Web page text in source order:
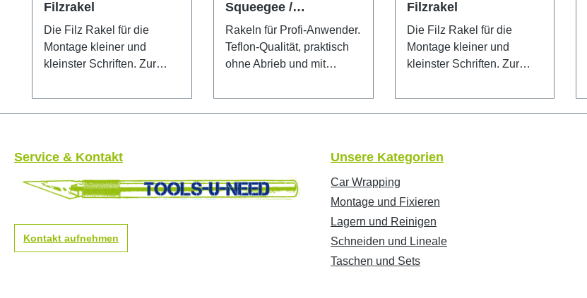
Filzrakel
Die Filz Rakel für die
Montage kleiner und
kleinster Schriften. Zur
Nassverklebung geeignet.
Die Härte von 0,52
× 12 mm
Squeegee /
Folienrakel
Rakeln für Profi-Anwender.
Teflon-Qualität, praktisch
ohne Abrieb und mit
Bestens geeignet für
Tönungsfolien und
Härtegrad liegt gut in der
Hand und gleitet gut über
Filzrakel
Die Filz Rakel für die
Montage kleiner und
kleinster Schriften. Zur
Die Härte von 0,52
gewährt knitterfreies
Service & Kontakt
Kontakt aufnehmen
Unsere Kategorien
Car Wrapping
Montage und Fixieren
Lagern und Reinigen
Schneiden und Lineale
Taschen und Sets